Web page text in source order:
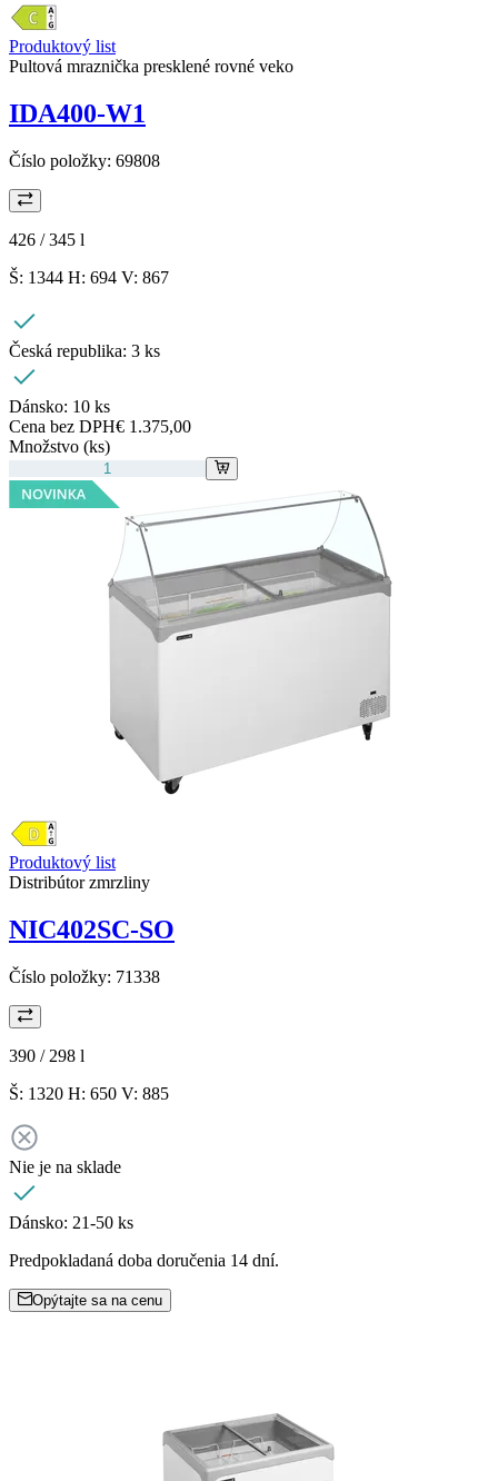
Produktový list
Pultová mraznička presklené rovné veko
IDA400-W1
Číslo položky: 69808
426 / 345 l
Š: 1344 H: 694 V: 867
Česká republika: 3 ks
Dánsko: 10 ks
Cena bez DPH€ 1.375,00
Množstvo (ks)
Produktový list
Distribútor zmrzliny
NIC402SC-SO
Číslo položky: 71338
390 / 298 l
Š: 1320 H: 650 V: 885
Nie je na sklade
Dánsko: 21-50 ks
Predpokladaná doba doručenia 14 dní.
Opýtajte sa na cenu